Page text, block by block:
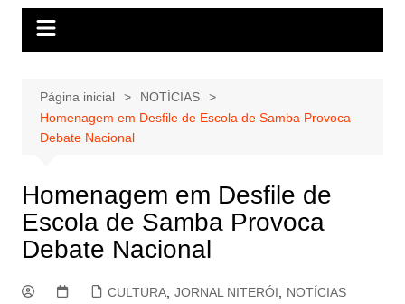
Página inicial
NOTÍCIAS
Homenagem em Desfile de Escola de Samba Provoca
Debate Nacional
Homenagem em Desfile de
Escola de Samba Provoca
Debate Nacional
CULTURA, JORNAL NITERÓI NOTÍCIAS